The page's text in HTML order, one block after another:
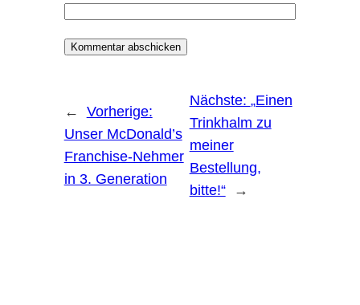
←
Vorherige:
Unser McDonald’s
Franchise-Nehmer
in 3. Generation
Nächste: „Einen
Trinkhalm zu
meiner
Bestellung,
bitte!“
→